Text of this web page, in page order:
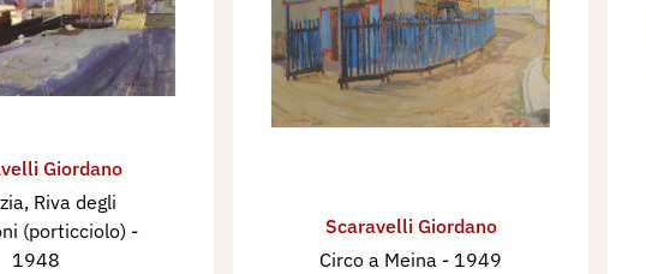
Giordano
Riva degli
(porticciolo) -
1948
Scaravelli Giordano
Circo a Meina - 1949